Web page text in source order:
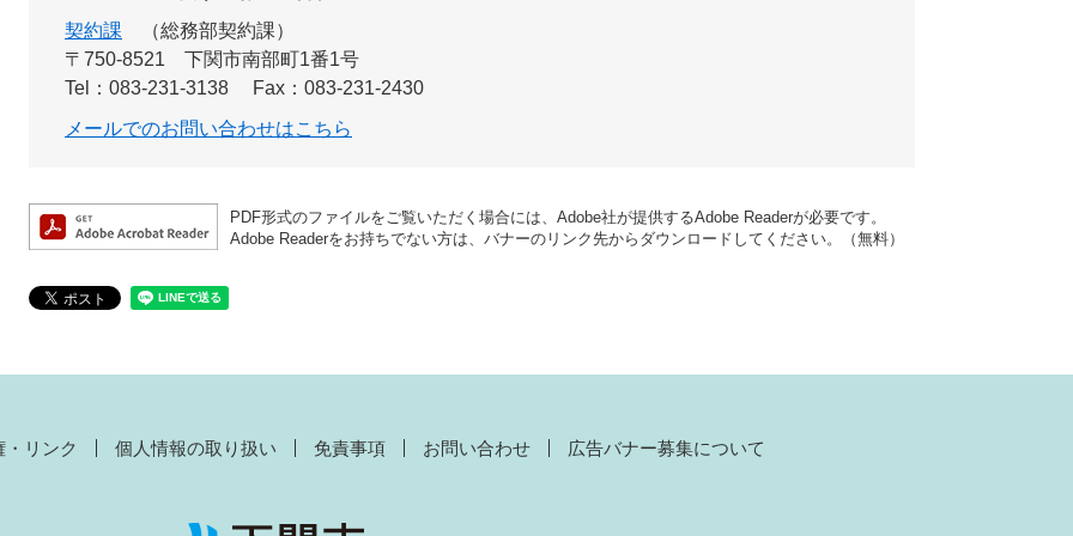
契約課
総務部契約課
〒750-8521
下関市南部町1番1号
Tel：083-231-3138
Fax：083-231-2430
メールでのお問い合わせはこちら
PDF形式のファイルをご覧いただく場合には、Adobe社が提供するAdobe Readerが必要です。
Adobe Readerをお持ちでない方は、バナーのリンク先からダウンロードしてください。（無料）
・リンク 個人情報の取り扱い 免責事項 お問い合わせ 広告バナー募集について